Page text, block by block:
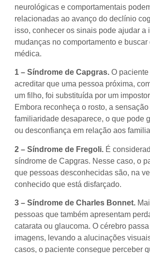
neurológicas e comportamentais
relacionadas ao avanço do declínio
isso, conhecer os sinais pode ajudar a
mudanças no comportamento e
médica.
1 – Síndrome de Capgras. O
acreditar que uma pessoa próxima,
um filho, foi substituída por um
Embora reconheça o rosto, a
familiaridade desaparece, o que pode
ou desconfiança em relação aos
2 – Síndrome de Fregoli. É
síndrome de Capgras. Nesse caso, o
que pessoas desconhecidas são, na
conhecido que está disfarçado.
3 – Síndrome de Charles Bonnet.
pessoas que também apresentam
catarata ou glaucoma. O cérebro
imagens, levando a alucinações
casos, o paciente consegue perceber